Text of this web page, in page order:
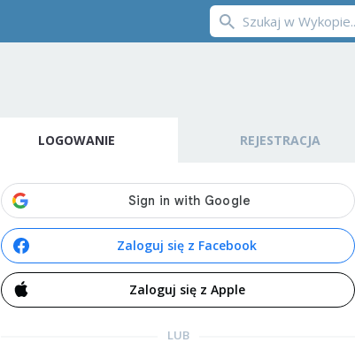
LOGOWANIE REJESTRACJA
Zaloguj się z Facebook
Zaloguj się z Apple
LUB